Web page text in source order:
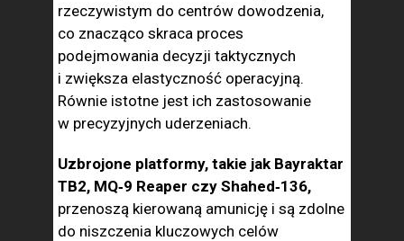
rzeczywistym do centrów dowodzenia,
co znacząco skraca proces
podejmowania decyzji taktycznych
i zwiększa elastyczność operacyjną.
Równie istotne jest ich zastosowanie
w precyzyjnych uderzeniach.
Uzbrojone platformy, takie jak Bayraktar
TB2, MQ‑9 Reaper czy Shahed‑136,
przenoszą kierowaną amunicję i są zdolne
do niszczenia kluczowych celów